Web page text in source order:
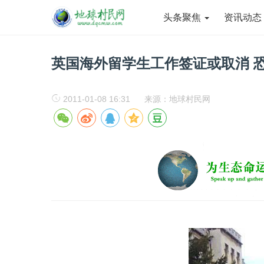
头条聚焦 资讯动态
英国海外留学生工作签证或取消
2011-01-08 16:31 来源：地球村民网